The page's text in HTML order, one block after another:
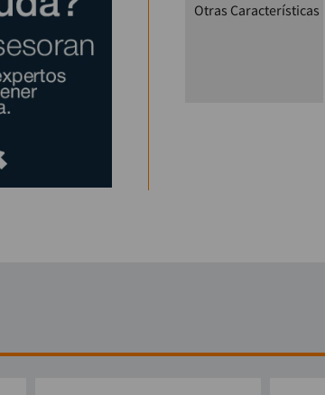
Otras Características